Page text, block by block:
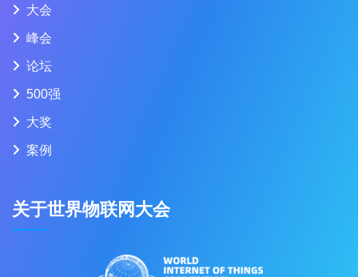
大会
峰会
论坛
500强
大奖
案例
关于世界物联网大会